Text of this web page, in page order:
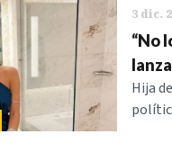
3 dic.
“No
Hija